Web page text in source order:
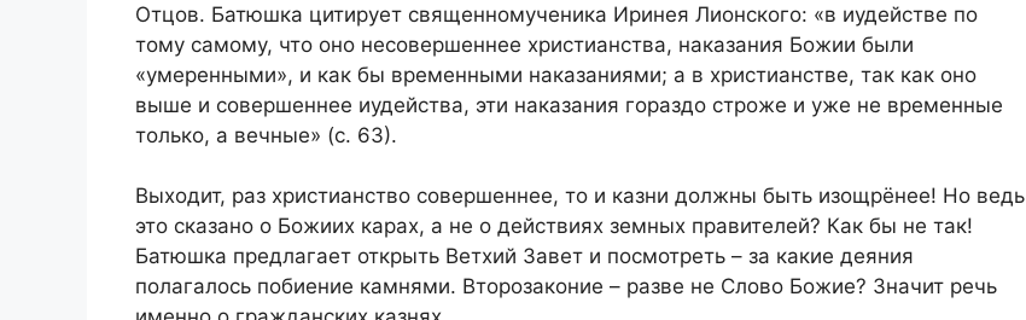
Отцов. Батюшка цитирует священномученика Иринея Лионского: «в иудействе по
тому самому, что оно несовершеннее христианства, наказания Божии были
«умеренными», и как бы временными наказаниями; а в христианстве, так как оно
выше и совершеннее иудейства, эти наказания гораздо строже и уже не временные
только, а вечные» (с. 63).
Выходит, раз христианство совершеннее, то и казни должны быть изощрёнее! Но ведь
это сказано о Божиих карах, а не о действиях земных правителей? Как бы не так!
Батюшка предлагает открыть Ветхий Завет и посмотреть – за какие деяния
полагалось побиение камнями. Второзаконие – разве не Слово Божие? Значит речь